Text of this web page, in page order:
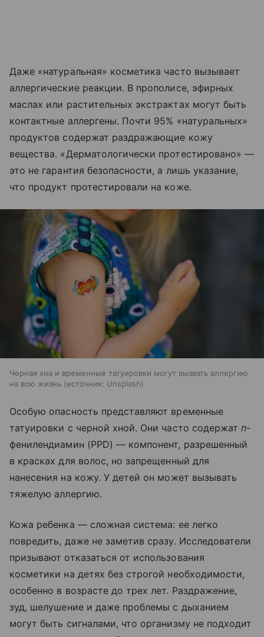
Даже «натуральная» косметика часто вызывает
аллергические реакции. В прополисе, эфирных
маслах или растительных экстрактах могут быть
контактные аллергены. Почти 95% «натуральных»
продуктов содержат раздражающие кожу
вещества. «Дерматологически протестировано» —
это не гарантия безопасности, а лишь указание,
что продукт протестировали на коже.
Черная хна и временные татуировки могут вызвать аллергию
на всю жизнь
источник: Unsplash
Особую опасность представляют временные
татуировки с черной хной. Они часто содержатп-
фенилендиамин (PPD) — компонент, разрешенный
в красках для волос, но запрещенный для
нанесения на кожу. У детей он может вызывать
тяжелую аллергию.
Кожа ребенка — сложная система: ее легко
повредить, даже не заметив сразу. Исследователи
призывают отказаться от использования
косметики на детях без строгой необходимости,
особенно в возрасте до трех лет. Раздражение,
зуд, шелушение и даже проблемы с дыханием
могут быть сигналами, что организму не подходит